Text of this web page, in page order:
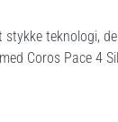
teknologi,
Coros Pace 4